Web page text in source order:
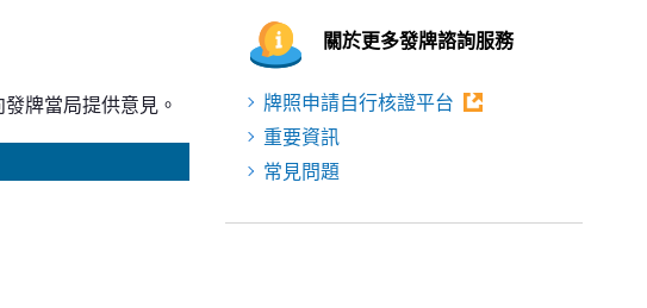
牌當局提供意見。
關於更多發牌諮詢服務
牌照申請自行核證平台
重要資訊
常見問題